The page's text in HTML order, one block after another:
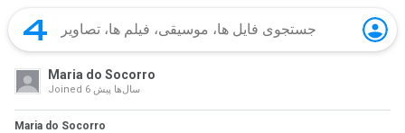
Maria do Socorro
Joined 6 سال‌ها پیش
Maria do Socorro